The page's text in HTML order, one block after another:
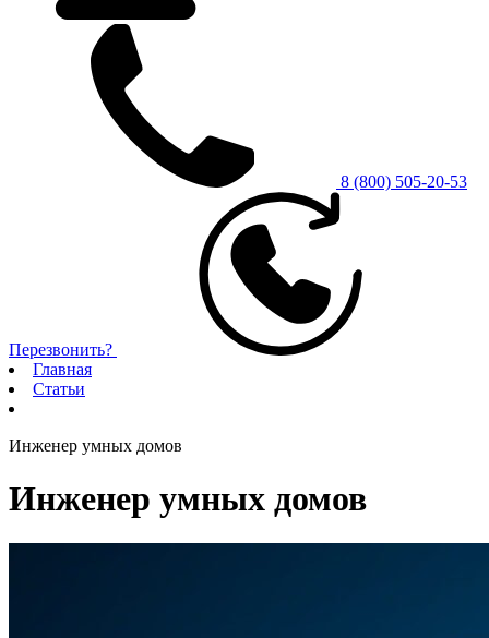
8 (800) 505-20-53
Перезвонить?
Главная
Статьи
Инженер умных домов
Инженер умных домов